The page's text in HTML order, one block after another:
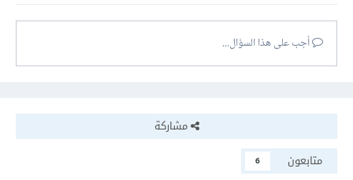
أجب على هذا السؤال...
مشاركة
متابعون
6